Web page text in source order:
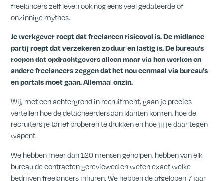
freelancers zelf leven ook nog eens veel gedateerde of
onzinnige mythes.
Je werkgever roept dat freelancen risicovol is. De midlance
partij roept dat verzekeren zo duur en lastig is. De bureau's
roepen dat opdrachtgevers alleen maar via hen werken en
andere freelancers zeggen dat het nou eenmaal via bureau's
en portals moet gaan.Allemaal onzin.
Wij, met een achtergrond in recruitment, gaan je precies
vertellen hoe de detacheerders aan klanten komen, hoe de
recruiters je tarief proberen te drukken en hoe jij je daar tegen
wapent.
We hebben meer dan 120 mensen geholpen, hebben van elk
bureau de contracten gereviewed en weten exact welke
bedrijven freelancers inhuren. We hebben de afgelopen 7 jaar